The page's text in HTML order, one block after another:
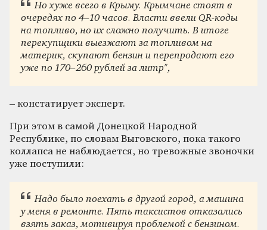
Но хуже всего в Крыму. Крымчане стоят в
очередях по 4–10 часов. Власти ввели QR-коды
на топливо, но их сложно получить. В итоге
перекупщики выезжают за топливом на
материк, скупают бензин и перепродают его
уже по 170–260 рублей за литр",
– констатирует эксперт.
При этом в самой Донецкой Народной
Республике, по словам Выговского, пока такого
коллапса не наблюдается, но тревожные звоночки
уже поступили:
Надо было поехать в другой город, а машина
у меня в ремонте. Пять таксистов отказались
взять заказ, мотивируя проблемой с бензином.